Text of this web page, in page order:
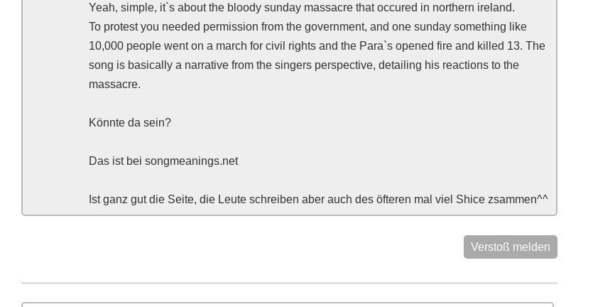
Yeah, simple, it`s about the bloody sunday massacre that occured in northern ireland.
To protest you needed permission from the government, and one sunday something like
10,000 people went on a march for civil rights and the Para`s opened fire and killed 13. The
song is basically a narrative from the singers perspective, detailing his reactions to the
massacre.
Könnte da sein?
Das ist bei songmeanings.net
Ist ganz gut die Seite, die Leute schreiben aber auch des öfteren mal viel Shice zsammen^^
Verstoß melden